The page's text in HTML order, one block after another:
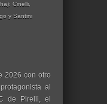
Cinelli,
y Santini
2026 con otro
al
de Pirelli, el